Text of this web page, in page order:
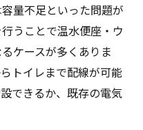
量不足といった問題が
うことで温水便座・ウ
ケースが多くありま
トイレまで配線が可能
できるか、既存の電気